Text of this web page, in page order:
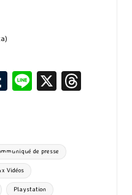
T
bl
r
Li X
de presse
Vidéos
Playstation